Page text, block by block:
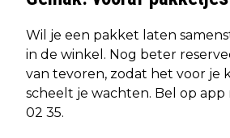
Wil je een pakket laten
in de winkel. Nog beter
van tevoren, zodat het voor je
scheelt je wachten. Bel op app
02 35.